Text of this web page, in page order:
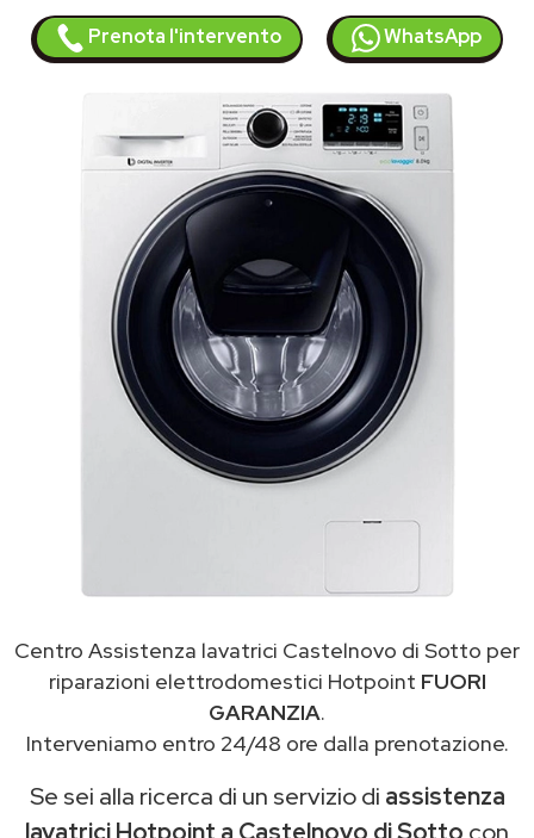
Prenota l'intervento WhatsApp
Centro Assistenza lavatrici Castelnovo di Sotto per
riparazioni elettrodomestici Hotpoint FUORI
GARANZIA.
Interveniamo entro 24/48 ore dalla prenotazione.
Se sei alla ricerca di un servizio di assistenza